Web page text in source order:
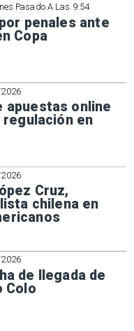
Pasado A Las 9:54
penales ante
Copa
apuestas online
en
Cruz,
chilena en
de llegada de
Colo